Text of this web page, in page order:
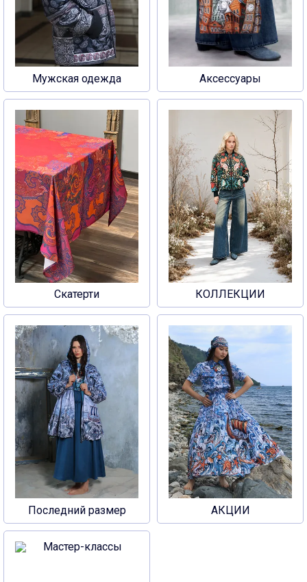
Мужская одежда Аксессуары
Скатерти КОЛЛЕКЦИИ
Последний размер АКЦИИ